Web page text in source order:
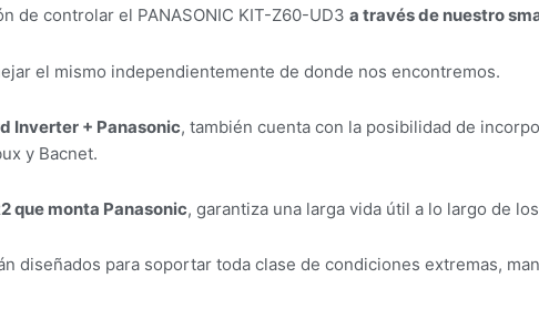
de controlar el PANASONIC KIT-Z60-UD3 a través de nuestro
el mismo independientemente de donde nos encontremos.
Inverter + Panasonic, también cuenta con la posibilidad de
y Bacnet.
que monta Panasonic, garantiza una larga vida útil a lo largo de
diseñados para soportar toda clase de condiciones extremas,